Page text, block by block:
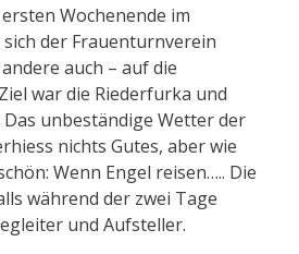
Wochenende im
der Frauenturnverein
auch – auf die
war die Riederfurka und
Das unbeständige Wetter der
nichts Gutes, aber wie
Wenn Engel reisen….. Die
während der zwei Tage
und Aufsteller.